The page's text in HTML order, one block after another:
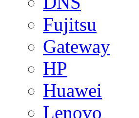
Fujitsu
Gateway
HP
Huawei
Lenovo